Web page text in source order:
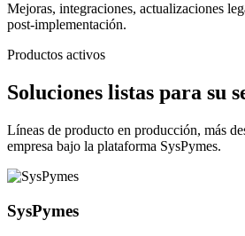
Mejoras, integraciones, actualizaciones
post-implementación.
Productos activos
Soluciones listas para su
Líneas de producto en producción, más
empresa bajo la plataforma SysPymes.
SysPymes